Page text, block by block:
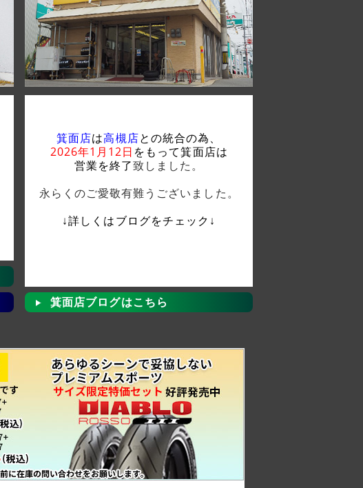
箕面店は高槻店との統合の為、
2026年1月12日 をもって箕面店は
営業を終了致しました。
永らくのご愛敬有難うございました。
↓詳しくはブログをチェック↓
箕面店ブログはこちら